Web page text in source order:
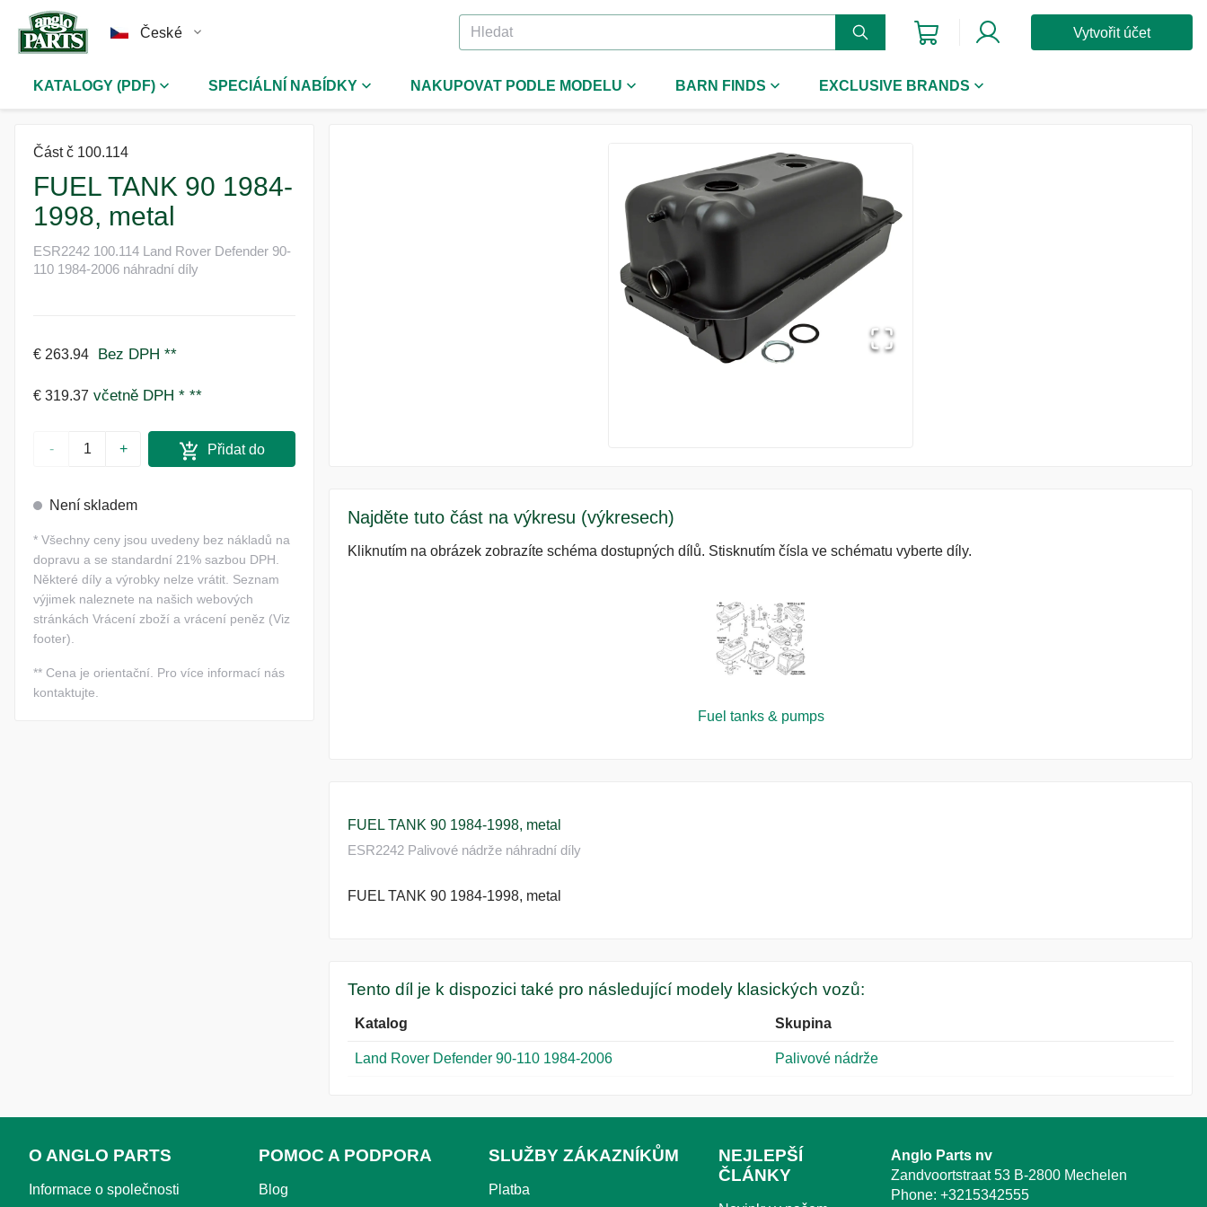
České Vytvořit účet
KATALOGY (PDF) SPECIÁLNÍ NABÍDKY NAKUPOVAT PODLE MODELU BARN FINDS EXCLUSIVE BRANDS
Část č 100.114
FUEL TANK 90 1984-
1998, metal
ESR2242 100.114 Land Rover Defender 90-
110 1984-2006 náhradní díly
€ 263.94 Bez DPH **
€ 319.37 včetně DPH * **
- +
Přidat do
Není skladem
* Všechny ceny jsou uvedeny bez nákladů na
dopravu a se standardní 21% sazbou DPH.
Některé díly a výrobky nelze vrátit. Seznam
výjimek naleznete na našich webových
stránkách Vrácení zboží a vrácení peněz (Viz
footer).
** Cena je orientační. Pro více informací nás
kontaktujte.
Najděte tuto část na výkresu (výkresech)
Kliknutím na obrázek zobrazíte schéma dostupných dílů. Stisknutím čísla ve schématu vyberte díly.
Fuel tanks & pumps
FUEL TANK 90 1984-1998, metal
ESR2242 Palivové nádrže náhradní díly
FUEL TANK 90 1984-1998, metal
Tento díl je k dispozici také pro následující modely klasických vozů:
Katalog Skupina
Land Rover Defender 90-110 1984-2006 Palivové nádrže
O ANGLO PARTS
Informace o společnosti
POMOC A PODPORA
Blog
SLUŽBY ZÁKAZNÍKŮM
Platba
NEJLEPŠÍ
ČLÁNKY
Anglo Parts nv
Zandvoortstraat 53 B-2800 Mechelen
Phone: +3215342555